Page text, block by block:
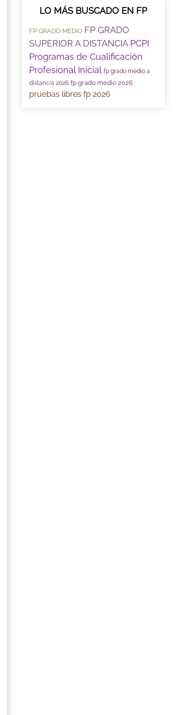
LO MÁS BUSCADO EN FP
FP GRADO MEDIO FP GRADO
SUPERIOR A DISTANCIA PCPI
Programas de Cualificación
Profesional Inicial fp grado medio a
distancia 2026 fp grado medio 2026
pruebas libres fp 2026